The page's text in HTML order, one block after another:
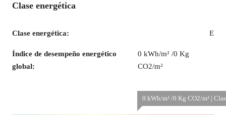
Clase energética
Clase energética: E
Índice de desempeño energético
global:
0 kWh/m² /0 Kg
CO2/m²
0 kWh/m² /0 Kg CO2/m² |